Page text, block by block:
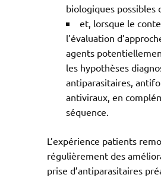
biologiques possibles
et, lorsque le
l’évaluation
agents
les hypothèses
antiparasitaires,
antiviraux, en
séquence.
L’expérience patients
régulièrement des
prise d’antiparasitaires